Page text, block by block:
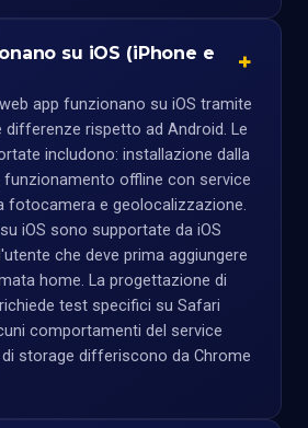
su iOS (iPhone e
app funzionano su iOS tramite
differenze rispetto ad Android. Le
includono: installazione dalla
offline con service
fotocamera e geolocalizzazione.
iOS sono supportate da iOS
che deve prima aggiungere
home. La progettazione di
test specifici su Safari
comportamenti del service
storage differiscono da Chrome